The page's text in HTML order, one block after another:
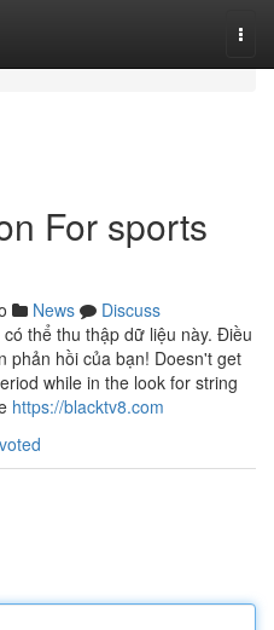
For sports
News
Discuss
thể thu thập dữ liệu này. Điều
phản hồi của bạn! Doesn't get
while in the look for string
https://blacktv8.com